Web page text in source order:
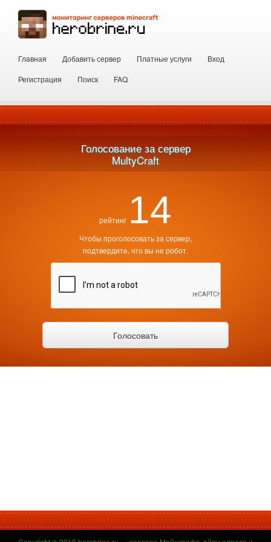
Главная Добавить сервер Платные услуги
Вход
Регистрация
Поиск FAQ
Голосование за сервер
MultyCraft
рейтинг 14
Чтобы проголосовать за сервер,
подтвердите, что вы не робот.